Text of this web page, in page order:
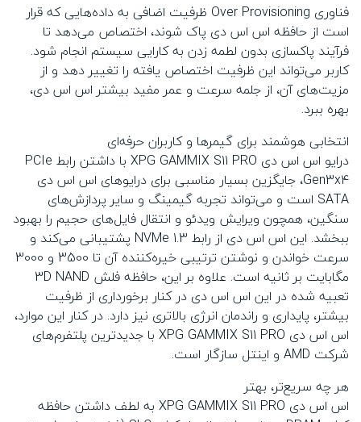
فناوری Over Provisioning ظرفیت اضافی به داده‌هایی که قرار
است از حافظه اس اس دی پاک شوند، اختصاص می‌دهد تا
فرآیند پاکسازی بدون لطمه زدن به کارایی سیستم انجام شود.
کاربر می‌تواند این ظرفیت اختصاص یافته را تغییر دهد و از
مزیت‌های آن، از جلمه سرعت و عمر مفید بیشتر اس اس دی،
بهره ببرد.
انتخابی هوشمند برای گیمرها و کاربران حرفه‌ای
درایو اس اس دی XPG GAMMIX S11 PRO با داشتن رابط PCIe
Gen3x4، جایگزین بسیار مناسبی برای درایوهای اس اس دی
SATA است و می‌تواند تجربه گیمینگ و سایر پردازش‌های
سنگین، همچون ویرایش ویدئو و انتقال فایل‌های حجیم را بهبود
ببخشد. این اس اس دی از رابط NVMe 1.3 پشتیبانی می‌کند و
سرعت خواندن و نوشتن ترتیبی خیره‌کننده آن تا 3500 و 3000
مگابایت بر ثانیه است. علاوه بر این، حافظه فلش 3D NAND
تعبیه شده در این اس اس دی در کنار برخورداری از ظرفیت
بیشتر، پایداری و راندمان انرژی بالاتری نیز دارد. در کنار این موارد،
اس اس دی XPG GAMMIX S11 PRO با جدیدترین پلتفرم‌های
شرکت AMD و اینتل سازگار است.
هر چه سریع‌تر، بهتر
اس اس دی XPG GAMMIX S11 PRO به لطف داشتن حافظه